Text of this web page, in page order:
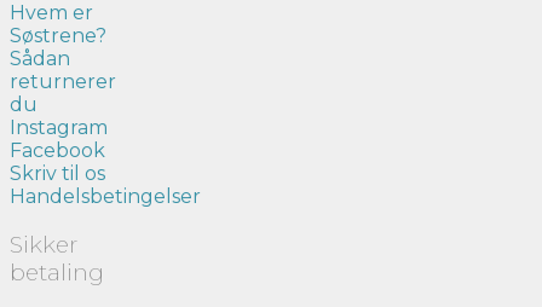
Hvem er
Søstrene?
Sådan
returnerer
du
Instagram
Facebook
Skriv til os
Handelsbetingelser
Sikker
betaling